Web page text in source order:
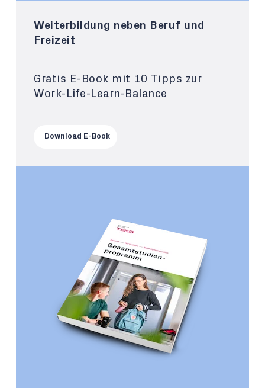
Weiterbildung neben Beruf und
Freizeit
Gratis E-Book mit 10 Tipps zur
Work-Life-Learn-Balance
Download E-Book